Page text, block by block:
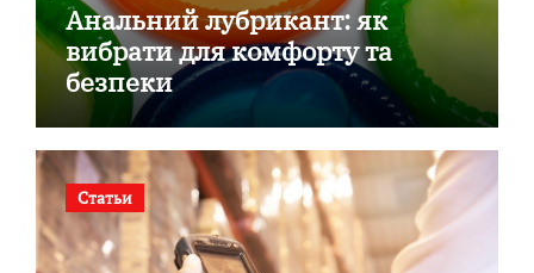
Анальний лубрикант: як
вибрати для комфорту та
безпеки
Статьи